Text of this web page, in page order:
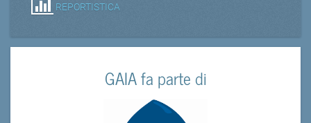
REPORTISTICA
GAIA fa parte di